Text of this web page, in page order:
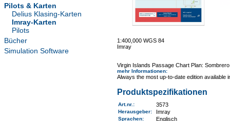
Pilots & Karten
Delius Klasing-Karten
Imray-Karten
Pilots
Bücher
Simulation Software
1:400,000 WGS 84
Imray
Virgin Islands Passage Chart Plan:
mehr Informationen:
Always the most up-to-date edition
Produktspezifikationen
Art.nr. : 3573
Herausgeber: Imray
Sprachen: Englisch